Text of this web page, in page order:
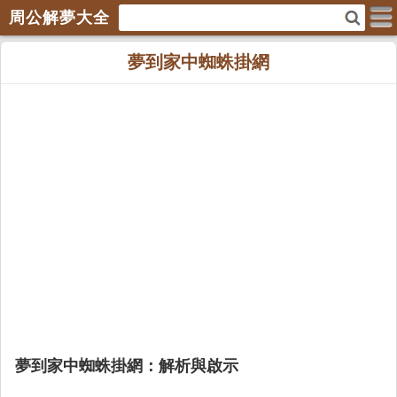
周公解夢大全
夢到家中蜘蛛掛網
夢到家中蜘蛛掛網：解析與啟示